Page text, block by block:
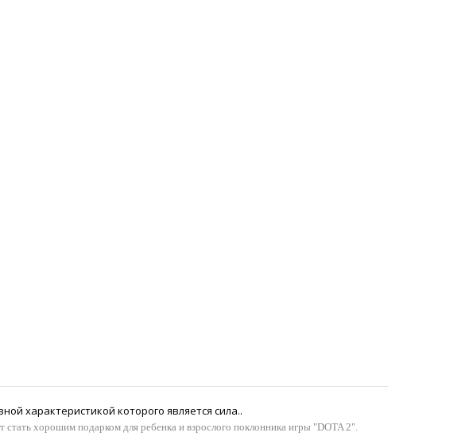
характеристикой которого является сила..
стать хорошим подарком для ребенка и взрослого поклонника игры "DOTA 2".